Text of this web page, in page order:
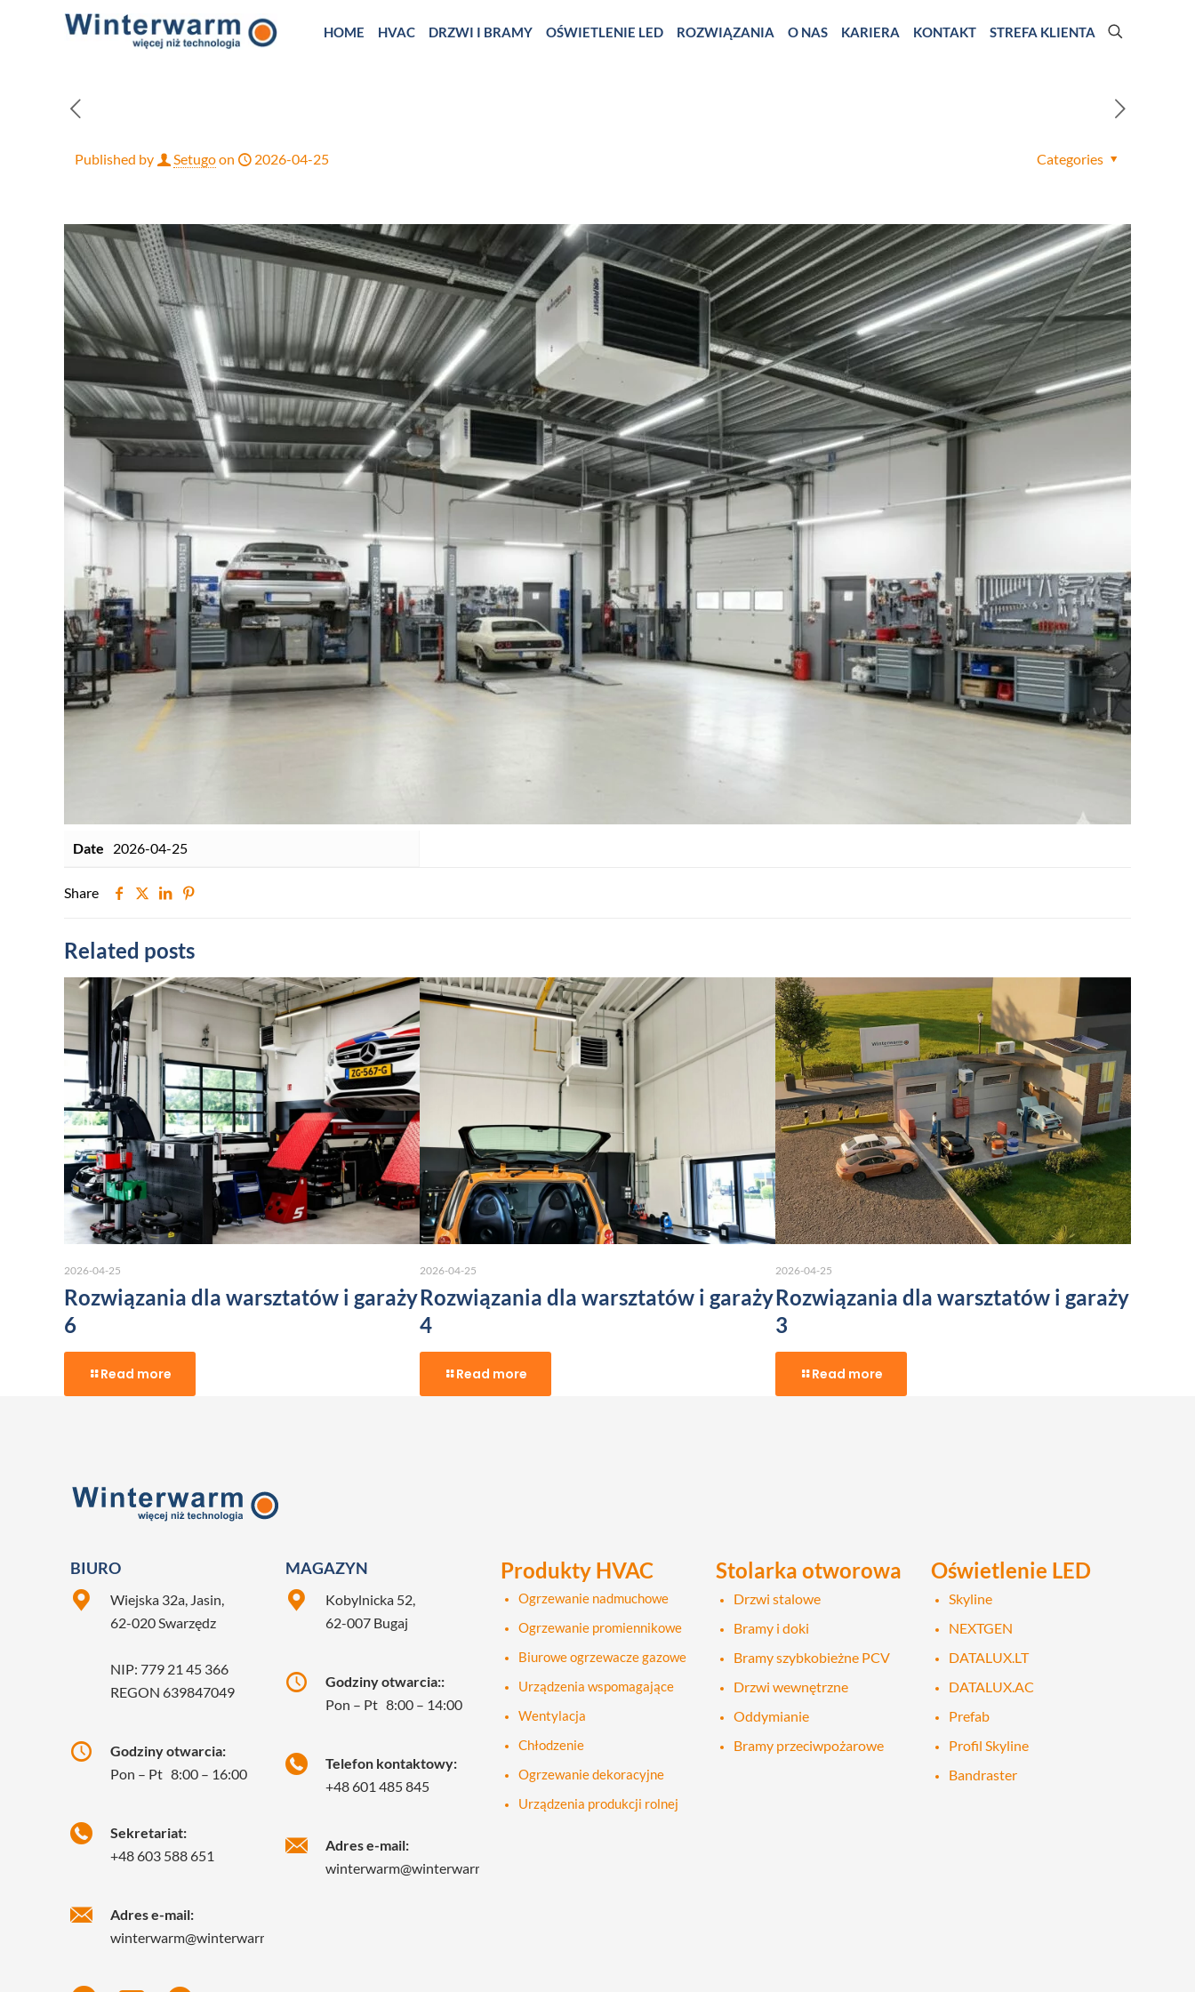
HOME HVAC DRZWI I BRAMY OŚWIETLENIE LED ROZWIĄZANIA O NAS KARIERA KONTAKT STREFA KLIENTA
Published by Setugoon 2026-04-25 Categories
Date 2026-04-25
Share
Related posts
2026-04-25
Rozwiązania dla warsztatów i garaży
6
Read more
2026-04-25
Rozwiązania dla warsztatów i garaży
4
Read more
2026-04-25
Rozwiązania dla warsztatów i garaży
3
Read more
BIURO
Wiejska 32a, Jasin,
62-020 Swarzędz
NIP: 779 21 45 366
REGON 639847049
Godziny otwarcia:
Pon – Pt 8:00 – 16:00
Sekretariat:
+48 603 588 651
Adres e-mail:
winterwarm@winterwarm.pl
MAGAZYN
Kobylnicka 52,
62-007 Bugaj
Godziny otwarcia::
Pon – Pt 8:00 – 14:00
Telefon kontaktowy:
+48 601 485 845
Adres e-mail:
winterwarm@winterwarm.pl
Produkty HVAC
Ogrzewanie nadmuchowe
Ogrzewanie promiennikowe
Biurowe ogrzewacze gazowe
Urządzenia wspomagające
Wentylacja
Chłodzenie
Ogrzewanie dekoracyjne
Urządzenia produkcji rolnej
Stolarka otworowa
Drzwi stalowe
Bramy i doki
Bramy szybkobieżne PCV
Drzwi wewnętrzne
Oddymianie
Bramy przeciwpożarowe
Oświetlenie LED
Skyline
NEXTGEN
DATALUX.LT
DATALUX.AC
Prefab
Profil Skyline
Bandraster